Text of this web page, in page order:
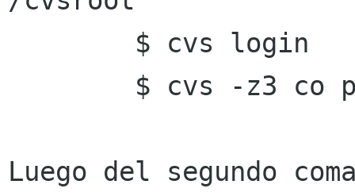
Luego del segundo